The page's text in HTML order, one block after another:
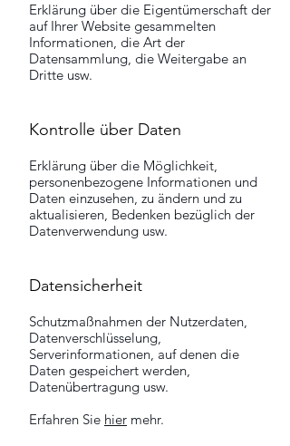
Erklärung über die Eigentümerschaft der
auf Ihrer Website gesammelten
Informationen, die Art der
Datensammlung, die Weitergabe an
Dritte usw.
Kontrolle über Daten
Erklärung über die Möglichkeit,
personenbezogene Informationen und
Daten einzusehen, zu ändern und zu
aktualisieren, Bedenken bezüglich der
Datenverwendung usw.
Datensicherheit
Schutzmaßnahmen der Nutzerdaten,
Datenverschlüsselung,
Serverinformationen, auf denen die
Daten gespeichert werden,
Datenübertragung usw.
Erfahren Sie hier mehr.